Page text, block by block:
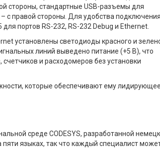
стороны, стандартные USB-разъемы для
с правой стороны. Для удобства подключения
портов RS-232, RS-232 Debug и Ethernet.
установлены светодиоды красного и
линий выведено питание (+5 В), что
и расходомеров без установки
которые обеспечивают ему лидирующее
среде CODESYS, разработанной
языках, так что каждый специалист